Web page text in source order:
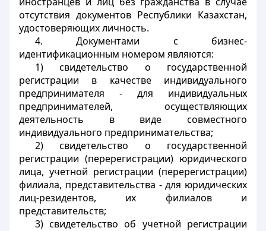
отсутствия документов Республики Казахстан,
удостоверяющих личность.
4. Документами с бизнес-
идентификационным номером являются:
1) свидетельство о государственной
регистрации в качестве индивидуального
предпринимателя - для индивидуальных
предпринимателей, осуществляющих
деятельность в виде совместного
индивидуального предпринимательства;
2) свидетельство о государственной
регистрации (перерегистрации) юридического
лица, учетной регистрации (перерегистрации)
филиала, представительства - для юридических
лиц-резидентов, их филиалов и
представительств;
3) свидетельство об учетной регистрации